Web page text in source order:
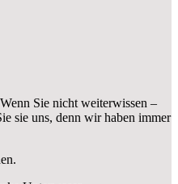
Sie nicht weiterwissen –
sie uns, denn wir haben immer